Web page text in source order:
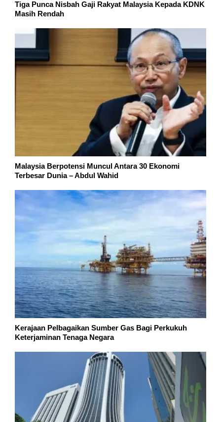
Tiga Punca Nisbah Gaji Rakyat Malaysia Kepada KDNK
Masih Rendah
Malaysia Berpotensi Muncul Antara 30 Ekonomi
Terbesar Dunia – Abdul Wahid
Kerajaan Pelbagaikan Sumber Gas Bagi Perkukuh
Keterjaminan Tenaga Negara